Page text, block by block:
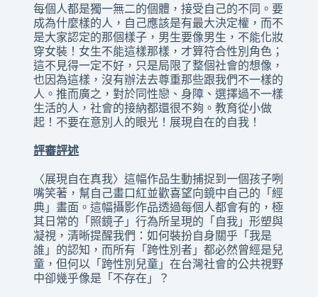
每個人都是獨一無二的個體，接受自己的不同。要
成為什麼樣的人，自己應該是有最大決定權，而不
是大家認定的那個樣子，男生要像男生，不能化妝
穿女裝！女生不能這樣那樣，才算符合性別角色；
這不見得一定不好，只是局限了整個社會的想像，
也因為這樣，沒有辦法去尊重那些跟我們不一樣的
人。推而廣之，對於同性戀、身障、選擇過不一樣
生活的人，社會的接納都還很不夠。教育從小做
起！不要在意別人的眼光！展現自在的自我！
評審評述
〈展現自在真我〉這幅作品生動捕捉到一個孩子咧
嘴笑著，幫自己畫口紅並歡喜望向鏡中自己的「經
典」畫面。這幅攝影作品透過每個人都會有的，極
其日常的「照鏡子」行為所呈現的「自我」形塑與
凝視，清晰提醒我們：如何裝扮自身關乎「我是
誰」的認知，而所有「跨性別者」都必然曾經是兒
童，但何以「跨性別兒童」在台灣社會的公共視野
中卻幾乎像是「不存在」？